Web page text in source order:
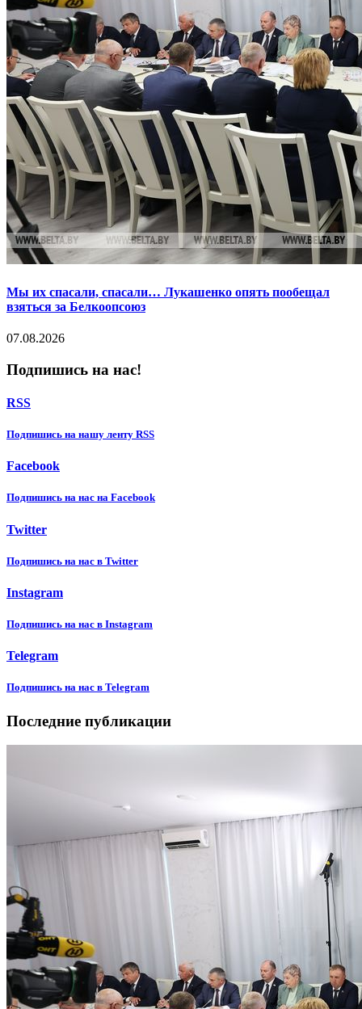
Мы их спасали, спасали… Лукашенко опять пообещал
взяться за Белкоопсоюз
07.08.2026
Подпишись на нас!
RSS
Подпишиcь на нашу ленту RSS
Facebook
Подпишиcь на нас на Facebook
Twitter
Подпишиcь на нас в Twitter
Instagram
Подпишиcь на нас в Instagram
Telegram
Подпишиcь на нас в Telegram
Последние публикации